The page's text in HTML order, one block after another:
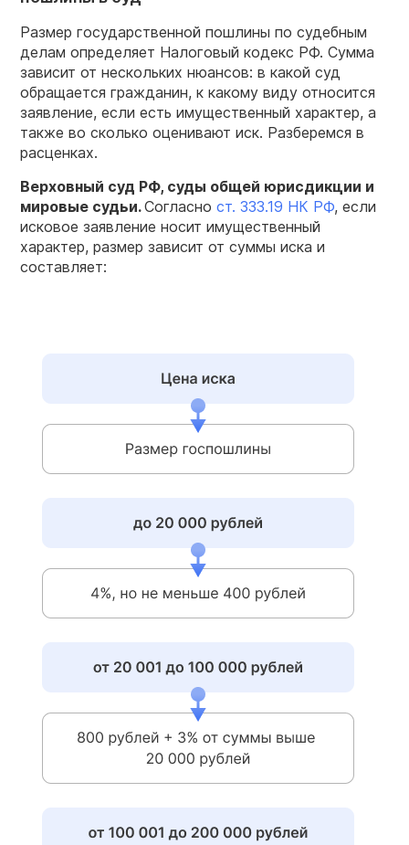
Размер государственной пошлины по судебным
делам определяет Налоговый кодекс РФ. Сумма
зависит от нескольких нюансов: в какой суд
обращается гражданин, к какому виду относится
заявление, если есть имущественный характер, а
также во сколько оценивают иск. Разберемся в
расценках.
Верховный суд РФ, суды общей юрисдикции и
мировые судьи.Согласно ст. 333.19 НК РФ, если
исковое заявление носит имущественный
характер, размер зависит от суммы иска и
составляет: